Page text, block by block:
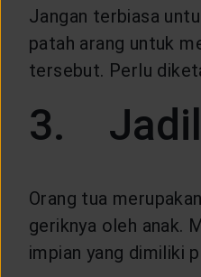
Jangan terbiasa
patah arang untuk
tersebut. Perlu
3.
Orang tua merupakan
geriknya oleh anak.
impian yang dimiliki